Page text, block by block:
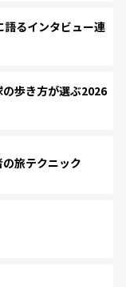
るインタビュー連
歩き方が選ぶ2026
旅テクニック